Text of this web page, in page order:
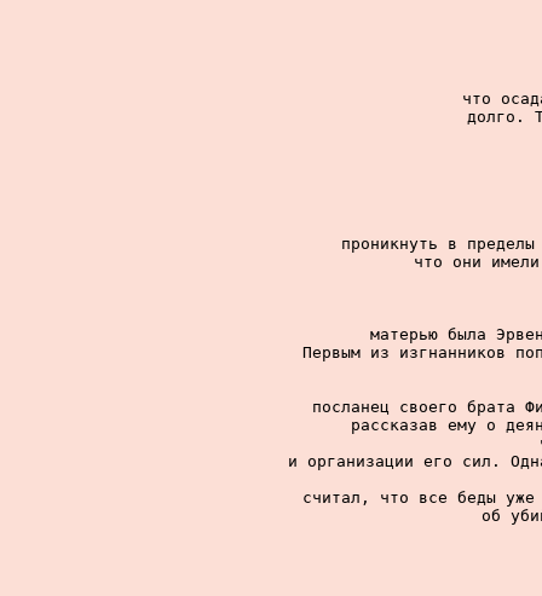
что
долго.
проникнуть в
что они
матерью была
Первым из изгнанников
посланец своего брата
рассказав ему о
и организации его сил.
считал, что все беды
об